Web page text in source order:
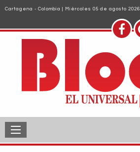
Pasar
contenido
principal
Cartagena - Colombia | Miércoles 05 de agosto 2026